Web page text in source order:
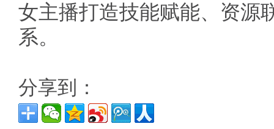
女主播打造技能赋能、资源
系。
分享到：